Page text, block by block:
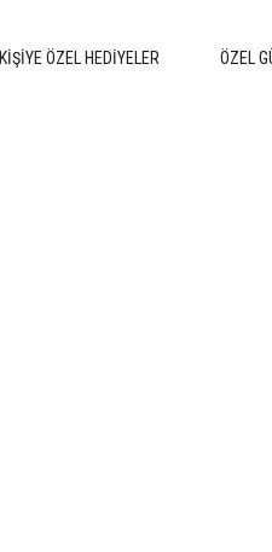
KİŞİYE ÖZEL HEDİYELER ÖZEL